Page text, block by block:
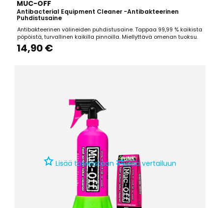
MUC-OFF
Antibacterial Equipment Cleaner -antibakteerinen
Puhdistusaine
Antibakteerinen välineiden puhdistusaine. Tappaa 99,99 % kaikista
pöpöistä, turvallinen kaikilla pinnoilla. Miellyttävä omenan tuoksu.
14,90 €
Lisää toivelistaan ⇄Lisää vertailuun